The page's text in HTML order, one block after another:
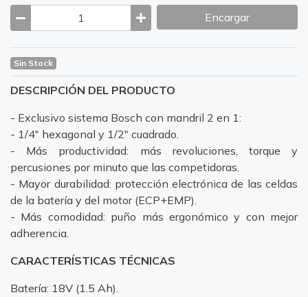
Encargar
Sin Stock
DESCRIPCIÓN DEL PRODUCTO
- Exclusivo sistema Bosch con mandril 2 en 1:
- 1/4" hexagonal y 1/2" cuadrado.
- Más productividad: más revoluciones, torque y
percusiones por minuto que las competidoras.
- Mayor durabilidad: protección electrónica de las celdas
de la batería y del motor (ECP+EMP).
- Más comodidad: puño más ergonómico y con mejor
adherencia.
CARACTERÍSTICAS TÉCNICAS
Batería: 18V (1.5 Ah).